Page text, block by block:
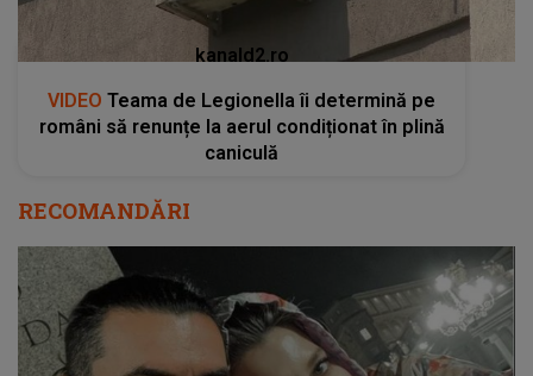
kanald2.ro
VIDEO Teama de Legionella îi determină pe
români să renunțe la aerul condiționat în plină
caniculă
RECOMANDĂRI